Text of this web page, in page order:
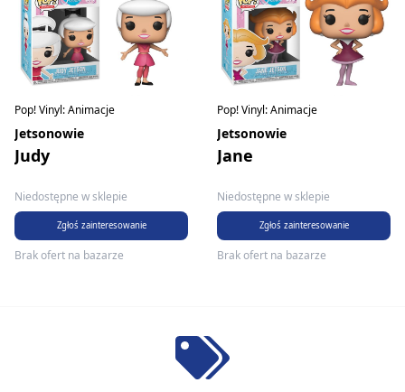
Pop! Vinyl: Animacje
Jetsonowie
Judy
Niedostępne w sklepie
Zgłoś zainteresowanie
Brak ofert na bazarze
Pop! Vinyl: Animacje
Jetsonowie
Jane
Niedostępne w sklepie
Zgłoś zainteresowanie
Brak ofert na bazarze